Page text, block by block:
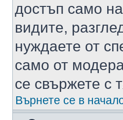
достъп само
видите,
нуждаете от
само от
се свържете с
Върнете се в